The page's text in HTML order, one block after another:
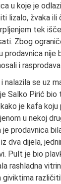
u koje je
lizalo, žvaka
tek
Zbog
nije
i
nalazila se uz
Salko Pirić
je kafa koju
u nekoj
prodavnica
dva dijela,
Pult je bio
rashladna